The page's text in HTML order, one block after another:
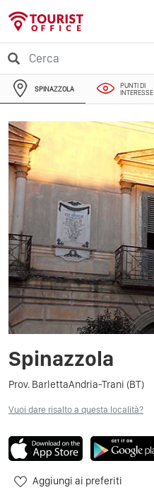
SPINAZZOLA
PUNTI DI
INTERESSE
Spinazzola
Prov. BarlettaAndria-Trani (BT)
Vuoi dare risalto a questa località?
Aggiungi ai preferiti